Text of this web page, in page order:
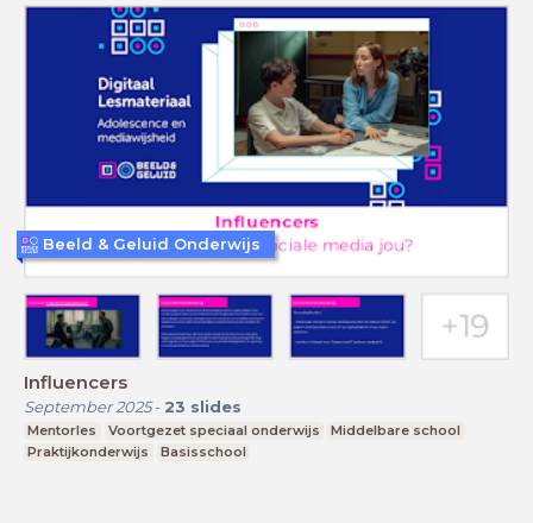
Influencers
September 2025- 23 slides
Mentorles Voortgezet speciaal onderwijs
Middelbare school
Praktijkonderwijs
Basisschool
Beeld & Geluid Onderwijs